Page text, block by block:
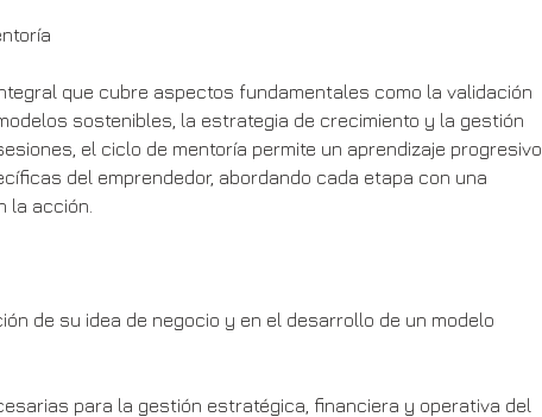
que cubre aspectos fundamentales como la validación
sostenibles, la estrategia de crecimiento y la gestión
el ciclo de mentoría permite un aprendizaje progresivo
del emprendedor, abordando cada etapa con una
la acción.
de su idea de negocio y en el desarrollo de un modelo
para la gestión estratégica, financiera y operativa del